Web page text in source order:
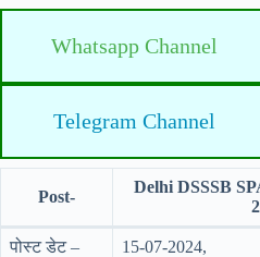
Whatsapp Channel
Telegram Channel
Post-
Delhi DSSSB
पोस्ट डेट – 15-07-2024,